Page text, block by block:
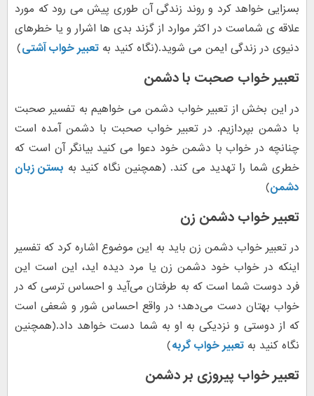
بسزایی خواهد کرد و روند زندگی آن طوری پیش می رود که مورد
علاقه ی شماست در اکثر موارد از گزند بدی ها اشرار و یا خطرهای
دنیوی در زندگی ایمن می شوید.(نگاه کنید به تعبیر خواب آشتی)
تعبیر خواب صحبت با دشمن
در این بخش از تعبیر خواب دشمن می خواهیم به تفسیر صحبت
با دشمن بپردازیم. در تعبیر خواب صحبت با دشمن آمده است
چنانچه در خواب با دشمن خود دعوا می کنید بیانگر آن است که
خطری شما را تهدید می کند. (همچنین نگاه کنید به بستن زبان
دشمن)
تعبیر خواب دشمن زن
در تعبیر خواب دشمن زن باید به این موضوع اشاره کرد که تفسیر
اینکه در خواب خود دشمن زن یا مرد دیده اید، این است این
فرد دوست شما است که به طرفتان می‌آید و احساس ترسی که در
خواب بهتان دست می‌دهد؛ در واقع احساس شور و شعفی است
که از دوستی و نزدیکی به او به شما دست خواهد داد.(همچنین
نگاه کنید به تعبیر خواب گربه)
تعبیر خواب پیروزی بر دشمن